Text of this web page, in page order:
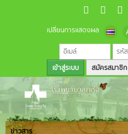
เปลี่ยนการแสดงผล
สมัครสมาชิก
ข่าวสาร